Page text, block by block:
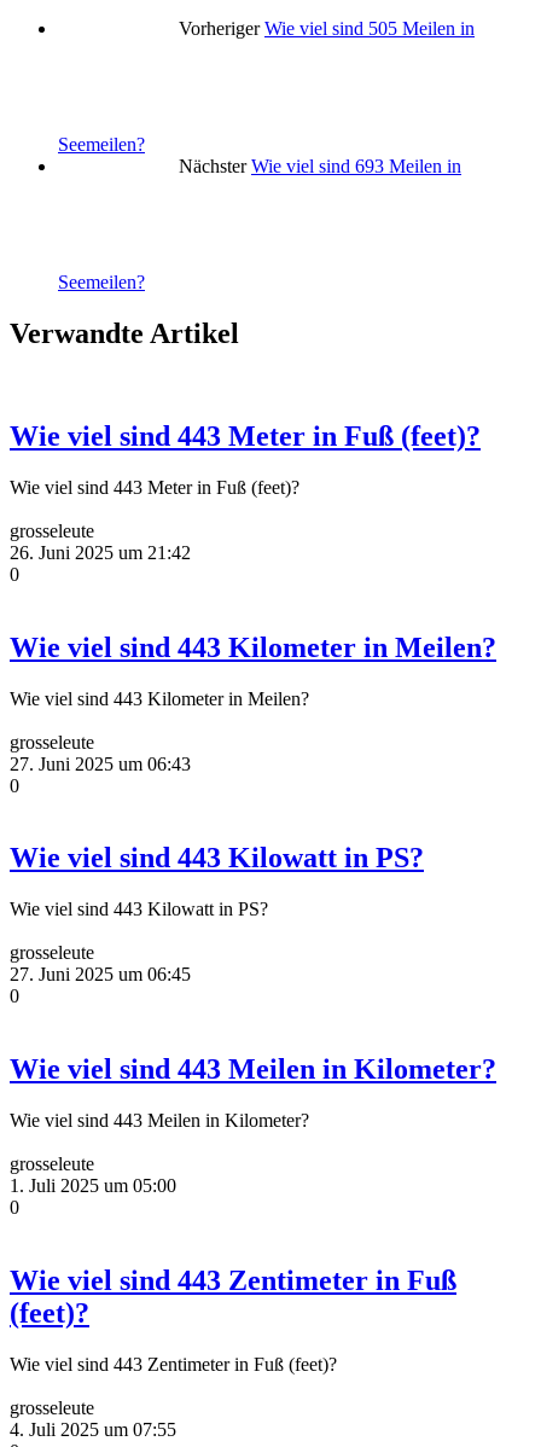
Vorheriger Wie viel sind 505 Meilen in
Seemeilen?
Nächster Wie viel sind 693 Meilen in
Seemeilen?
Verwandte Artikel
Wie viel sind 443 Meter in Fuß (feet)?
Wie viel sind 443 Meter in Fuß (feet)?
grosseleute
26. Juni 2025 um 21:42
0
Wie viel sind 443 Kilometer in Meilen?
Wie viel sind 443 Kilometer in Meilen?
grosseleute
27. Juni 2025 um 06:43
0
Wie viel sind 443 Kilowatt in PS?
Wie viel sind 443 Kilowatt in PS?
grosseleute
27. Juni 2025 um 06:45
0
Wie viel sind 443 Meilen in Kilometer?
Wie viel sind 443 Meilen in Kilometer?
grosseleute
1. Juli 2025 um 05:00
0
Wie viel sind 443 Zentimeter in Fuß
(feet)?
Wie viel sind 443 Zentimeter in Fuß (feet)?
grosseleute
4. Juli 2025 um 07:55